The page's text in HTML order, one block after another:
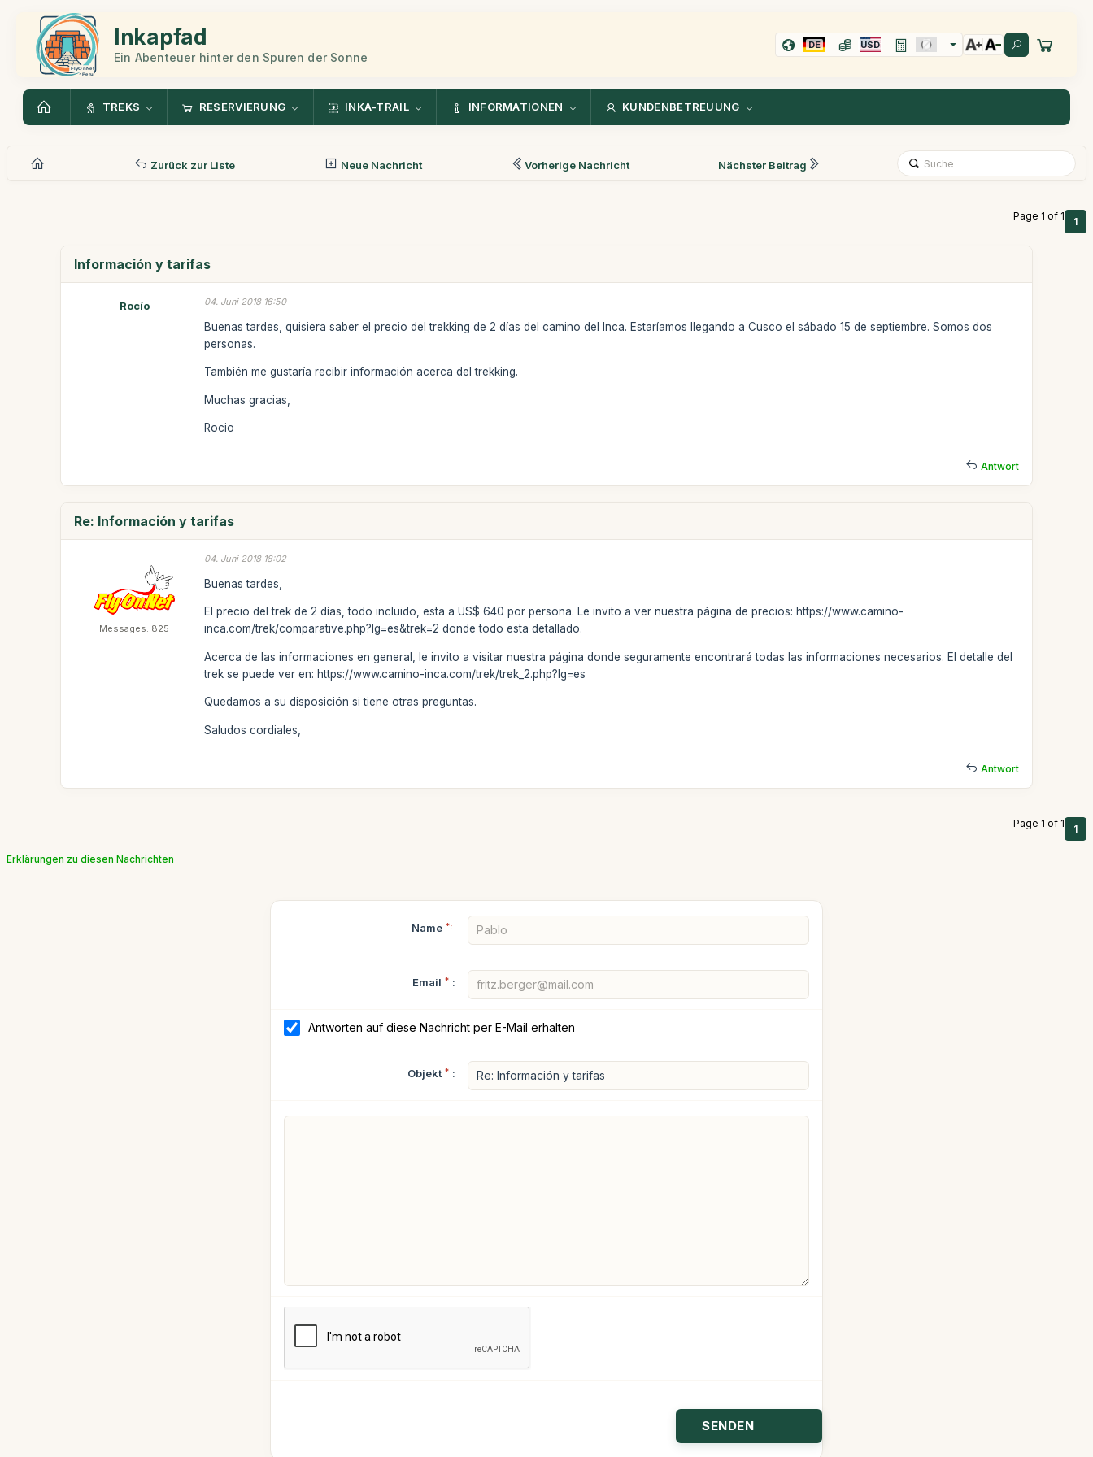
Inkapfad
Ein Abenteuer hinter den Spuren der Sonne
DE USD
TREKS RESERVIERUNG INKA-TRAIL INFORMATIONEN KUNDENBETREUUNG
Zurück zur Liste Neue Nachricht Vorherige Nachricht Nächster Beitrag
Page 1 of 1 1
Información y tarifas
Rocío 04. Juni 2018 16:50
Buenas tardes, quisiera saber el precio del trekking de 2 días del camino del Inca. Estaríamos llegando a Cusco el sábado 15 de septiembre. Somos dos
personas.
También me gustaría recibir información acerca del trekking.
Muchas gracias,
Rocio
Antwort
Re: Información y tarifas
Messages: 825
04. Juni 2018 18:02
Buenas tardes,
El precio del trek de 2 días, todo incluido, esta a US$ 640 por persona. Le invito a ver nuestra página de precios: https://www.camino-
inca.com/trek/comparative.php?lg=es&trek=2 donde todo esta detallado.
Acerca de las informaciones en general, le invito a visitar nuestra página donde seguramente encontrará todas las informaciones necesarios. El detalle del
trek se puede ver en: https://www.camino-inca.com/trek/trek_2.php?lg=es
Quedamos a su disposición si tiene otras preguntas.
Saludos cordiales,
Antwort
Page 1 of 1 1
Erklärungen zu diesen Nachrichten
Name *:
Email * :
Antworten auf diese Nachricht per E-Mail erhalten
Objekt * :